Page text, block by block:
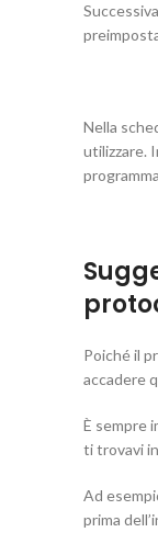
Nella
utilizzare.
Poiché il
accadere
È sempre
ti trovavi
Ad
prima